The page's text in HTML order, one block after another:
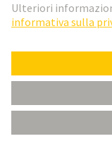
Svizzera
© HARTING
ImprintInformativa